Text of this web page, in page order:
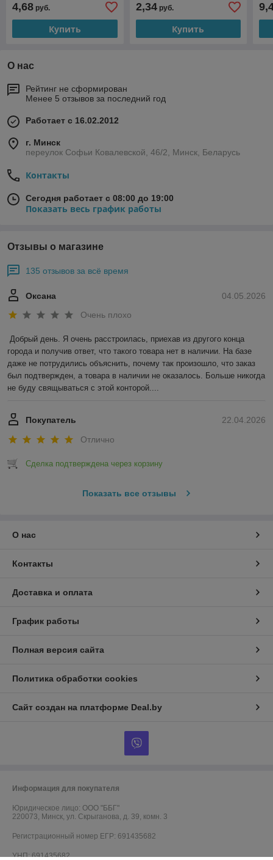
4,68 руб.
Купить
2,34руб.
Купить
О нас
Рейтинг не сформирован
Менее 5 отзывов за последний год
Работает с 16.02.2012
г. Минск
переулок Софьи Ковалевской, 46/2, Минск, Беларусь
Контакты
Сегодня работает с 08:00 до 19:00
Показать весь график работы
Отзывы о магазине
135 отзывов за всё время
04.05.2026
Оксана
Очень плохо
Добрый день. Я очень расстроилась, приехав из другого конца
города и получив ответ, что такого товара нет в наличии. На базе
даже не потрудились объяснить, почему так произошло, что заказ
был подтвержден, а товара в наличии не оказалось. Больше никогда
не буду свящываться с этой конторой....
22.04.2026
Покупатель
Отлично
Сделка подтверждена через корзину
Показать все отзывы
О нас
Контакты
Доставка и оплата
График работы
Полная версия сайта
Политика обработки cookies
Сайт создан на платформе Deal.by
Информация для покупателя
Юридическое лицо: ООО "ББГ"
220073, Минск, ул. Скрыганова, д. 39, комн. 3
Регистрационный номер ЕГР: 691435682
УНП: 691435682